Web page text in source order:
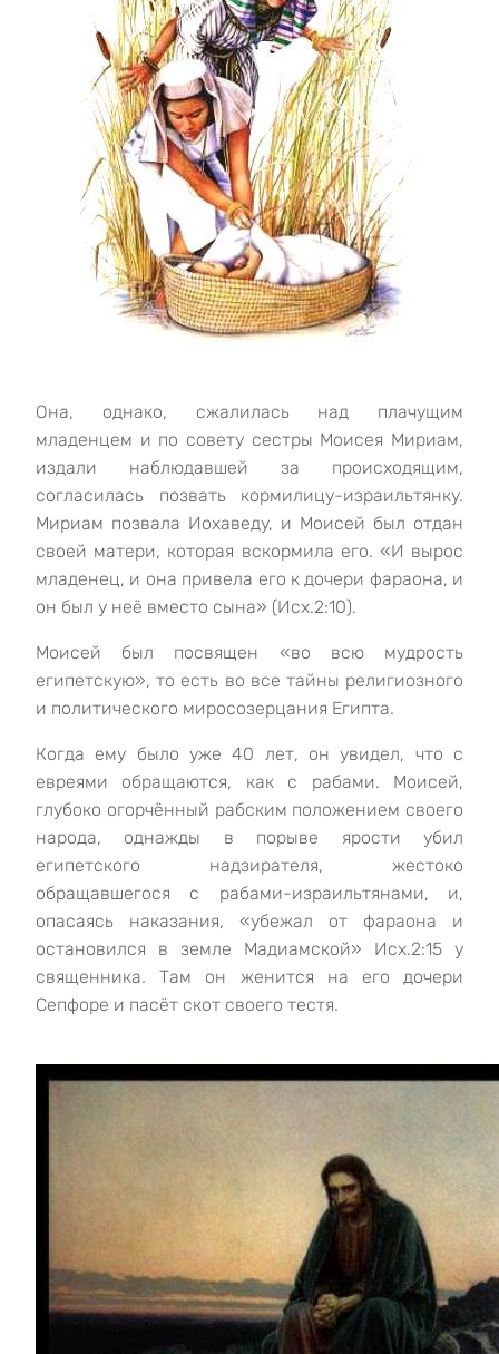
Она, однако, сжалилась над плачущим
младенцем и по совету сестры Моисея Мириам,
издали наблюдавшей за происходящим,
согласилась позвать кормилицу-израильтянку.
Мириам позвала Иохаведу, и Моисей был отдан
своей матери, которая вскормила его. «И вырос
младенец, и она привела его к дочери фараона, и
он был у неё вместо сына» (Исх.2:10).
Моисей был посвящен «во всю мудрость
египетскую», то есть во все тайны религиозного
и политического миросозерцания Египта.
Когда ему было уже 40 лет, он увидел, что с
евреями обращаются, как с рабами. Моисей,
глубоко огорчённый рабским положением своего
народа, однажды в порыве ярости убил
египетского надзирателя, жестоко
обращавшегося с рабами-израильтянами, и,
опасаясь наказания, «убежал от фараона и
остановился в земле Мадиамской» Исх.2:15 у
священника. Там он женится на его дочери
Сепфоре и пасёт скот своего тестя.